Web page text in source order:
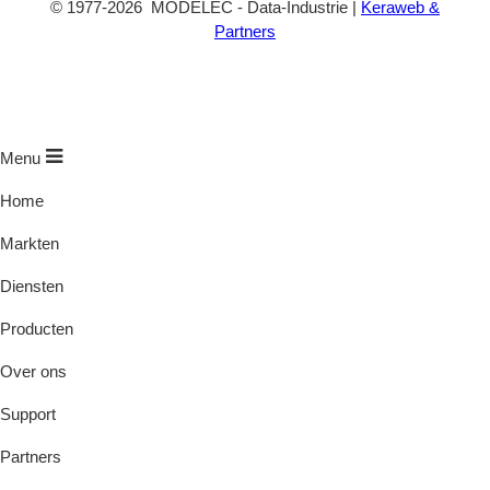
© 1977-2026 MODELEC - Data-Industrie | Keraweb &
Partners
Menu
Home
Markten
Diensten
Producten
Over ons
Support
Partners